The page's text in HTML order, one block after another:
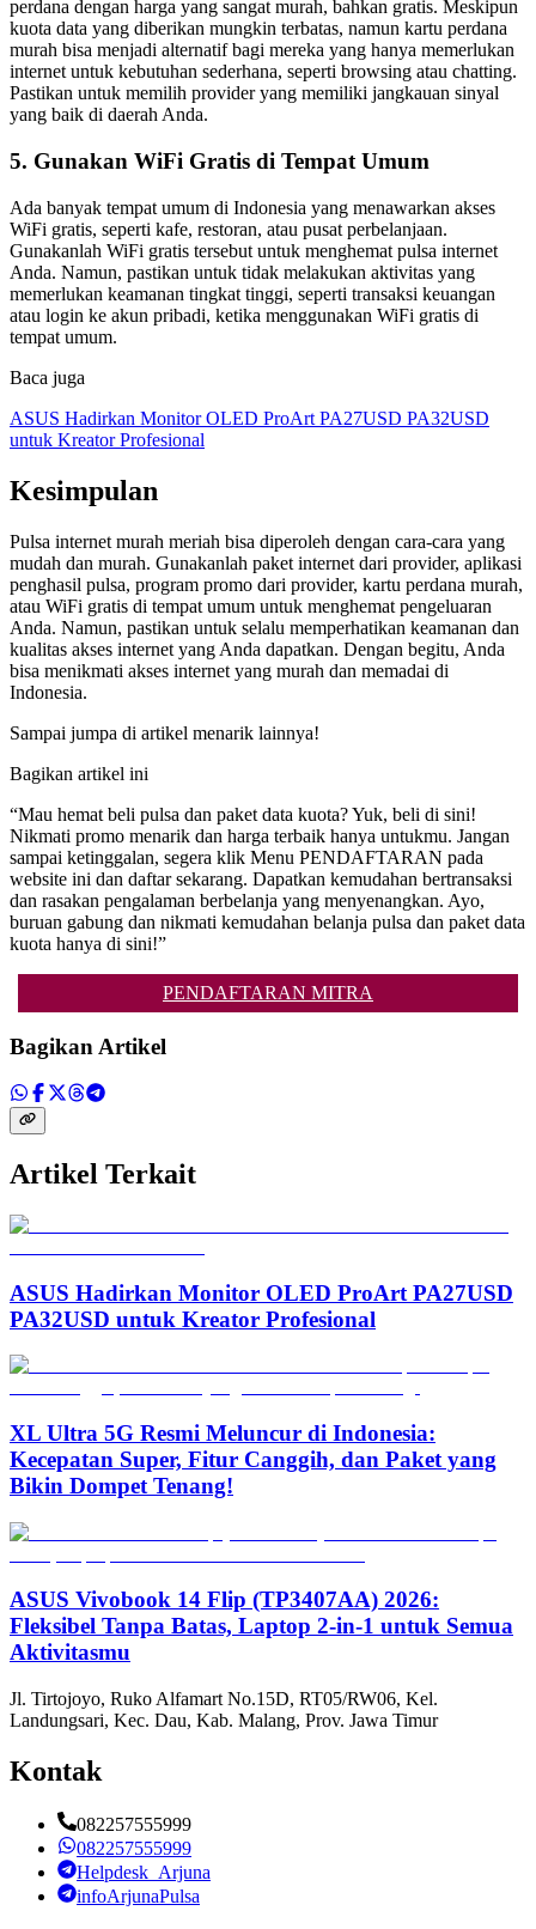
perdana dengan harga yang sangat murah, bahkan gratis. Meskipun
kuota data yang diberikan mungkin terbatas, namun kartu perdana
murah bisa menjadi alternatif bagi mereka yang hanya memerlukan
internet untuk kebutuhan sederhana, seperti browsing atau chatting.
Pastikan untuk memilih provider yang memiliki jangkauan sinyal
yang baik di daerah Anda.
5. Gunakan WiFi Gratis di Tempat Umum
Ada banyak tempat umum di Indonesia yang menawarkan akses
WiFi gratis, seperti kafe, restoran, atau pusat perbelanjaan.
Gunakanlah WiFi gratis tersebut untuk menghemat pulsa internet
Anda. Namun, pastikan untuk tidak melakukan aktivitas yang
memerlukan keamanan tingkat tinggi, seperti transaksi keuangan
atau login ke akun pribadi, ketika menggunakan WiFi gratis di
tempat umum.
Baca juga
ASUS Hadirkan Monitor OLED ProArt PA27USD PA32USD
untuk Kreator Profesional
Kesimpulan
Pulsa internet murah meriah bisa diperoleh dengan cara-cara yang
mudah dan murah. Gunakanlah paket internet dari provider, aplikasi
penghasil pulsa, program promo dari provider, kartu perdana murah,
atau WiFi gratis di tempat umum untuk menghemat pengeluaran
Anda. Namun, pastikan untuk selalu memperhatikan keamanan dan
kualitas akses internet yang Anda dapatkan. Dengan begitu, Anda
bisa menikmati akses internet yang murah dan memadai di
Indonesia.
Sampai jumpa di artikel menarik lainnya!
Bagikan artikel ini
“Mau hemat beli pulsa dan paket data kuota? Yuk, beli di sini!
Nikmati promo menarik dan harga terbaik hanya untukmu. Jangan
sampai ketinggalan, segera klik Menu PENDAFTARAN pada
website ini dan daftar sekarang. Dapatkan kemudahan bertransaksi
dan rasakan pengalaman berbelanja yang menyenangkan. Ayo,
buruan gabung dan nikmati kemudahan belanja pulsa dan paket data
kuota hanya di sini!”
PENDAFTARAN MITRA
Bagikan Artikel
Artikel Terkait
ASUS Hadirkan Monitor OLED ProArt PA27USD
PA32USD untuk Kreator Profesional
XL Ultra 5G Resmi Meluncur di Indonesia:
Kecepatan Super, Fitur Canggih, dan Paket yang
Bikin Dompet Tenang!
ASUS Vivobook 14 Flip (TP3407AA) 2026:
Fleksibel Tanpa Batas, Laptop 2-in-1 untuk Semua
Aktivitasmu
Jl. Tirtojoyo, Ruko Alfamart No.15D, RT05/RW06, Kel.
Landungsari, Kec. Dau, Kab. Malang, Prov. Jawa Timur
Kontak
082257555999
082257555999
Helpdesk_Arjuna
infoArjunaPulsa